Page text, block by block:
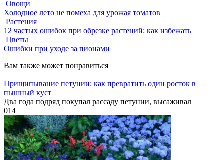
Овощи
Холодное лето не помеха для урожая томатов
Растения
12 частых ошибок при обрезке растений: как избежать
Цветы
Ошибки при уходе за пионами
Вам также может понравиться
Прищипывание петунии: как превратить один росток в
пышный куст
Два года подряд покупал рассаду петунии, высаживал
014